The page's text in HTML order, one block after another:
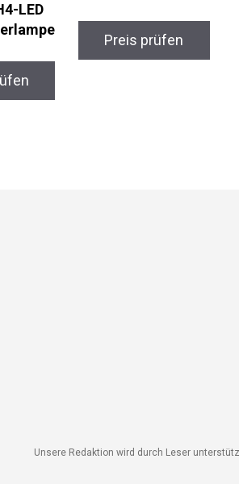
LED
Preis prüfen
Unsere Redaktion wird durch Leser